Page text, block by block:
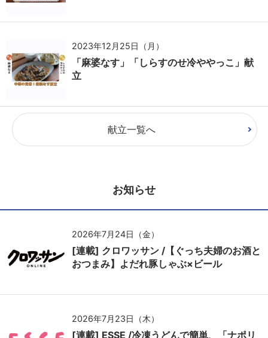
2023年12月25日（月）
「麻婆なす」「しらすのせ冷ややっこ」献
立
献立一覧へ
お知らせ
2026年7月24日（金）
[連載] クロワッサン /【ぐっち夫婦のお酒と
おつまみ】よだれ豚しゃぶ×ビール
2026年7月23日（木）
[連載] ESSE /冷凍うどんで簡単、「ナポリ